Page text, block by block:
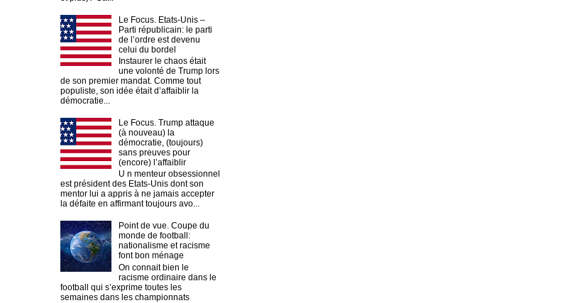
Le Focus. Etats-Unis –
Parti républicain: le parti
de l’ordre est devenu
celui du bordel
Instaurer le chaos était
une volonté de Trump lors
de son premier mandat. Comme tout
populiste, son idée était d’affaiblir la
démocratie...
Le Focus. Trump attaque
(à nouveau) la
démocratie, (toujours)
sans preuves pour
(encore) l’affaiblir
U n menteur obsessionnel
est président des Etats-Unis dont son
mentor lui a appris à ne jamais accepter
la défaite en affirmant toujours avo...
Point de vue. Coupe du
monde de football:
nationalisme et racisme
font bon ménage
On connait bien le
racisme ordinaire dans le
football qui s’exprime toutes les
semaines dans les championnats